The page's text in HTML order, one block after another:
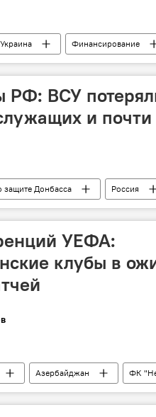
Украина Финансирование
ВСУ
и
защите Донбасса Россия
БПЛА Артиллерия
УЕФА:
клубы в
Азербайджан ФК
конференций УЕФА